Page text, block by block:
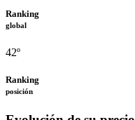
Ranking
global
42º
Ranking
posición